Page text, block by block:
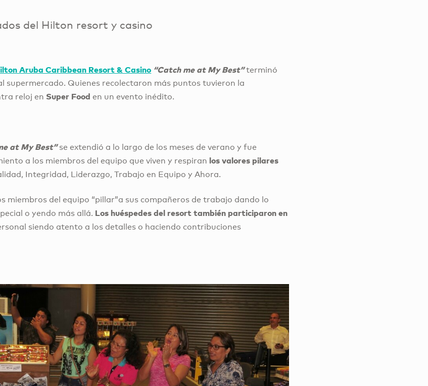
del Hilton resort y casino
Aruba Caribbean Resort & Casino “Catch me at My Best”terminó
supermercado. Quienes recolectaron más puntos tuvieron la
reloj enSuper Food en un evento inédito.
at My Best”se extendió a lo largo de los meses de verano y fue
a los miembros del equipo que viven y respiran los valores pilares
Integridad, Liderazgo, Trabajo en Equipo y Ahora.
miembros del equipo “pillar”a sus compañeros de trabajo dando lo
o yendo más allá. Los huéspedes del resort también participaron en
siendo atento a los detalles o haciendo contribuciones